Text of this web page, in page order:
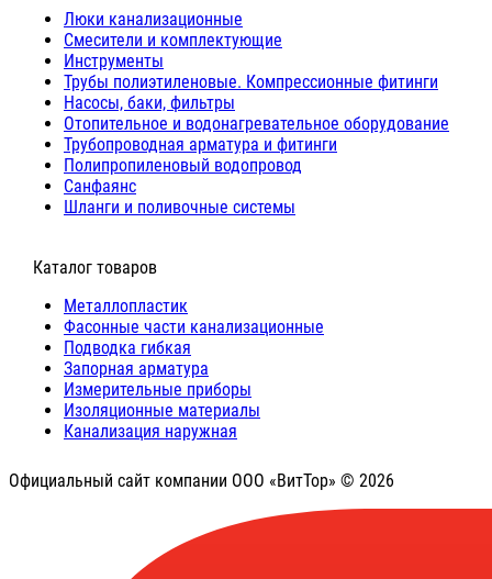
Люки канализационные
Cмесители и комплектующие
Инструменты
Трубы полиэтиленовые. Компрессионные фитинги
Насосы, баки, фильтры
Отопительное и водонагревательное оборудование
Трубопроводная арматура и фитинги
Полипропиленовый водопровод
Санфаянс
Шланги и поливочные системы
⠀Каталог товаров
Металлопластик
Фасонные части канализационные
Подводка гибкая
Запорная арматура
Измерительные приборы
Изоляционные материалы
Канализация наружная
Официальный сайт компании ООО «ВитТор» © 2026